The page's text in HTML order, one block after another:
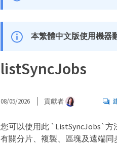
本繁體中文版使用機器
listSyncJobs
08/05/2026 貢獻者
您可以使用此 `ListSyncJobs`
有關分片、複製、區塊及遠端同